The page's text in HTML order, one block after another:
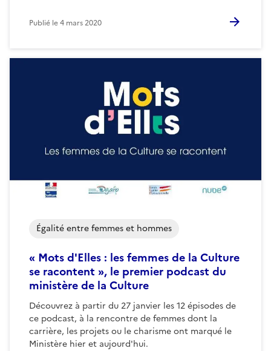
Publié le4 mars 2020
« Mots d'Elles : les femmes de la Culture
se racontent », le premier podcast du
ministère de la Culture
Découvrez à partir du 27 janvier les 12 épisodes de
ce podcast, à la rencontre de femmes dont la
carrière, les projets ou le charisme ont marqué le
Ministère hier et aujourd'hui.
Égalité entre femmes et hommes